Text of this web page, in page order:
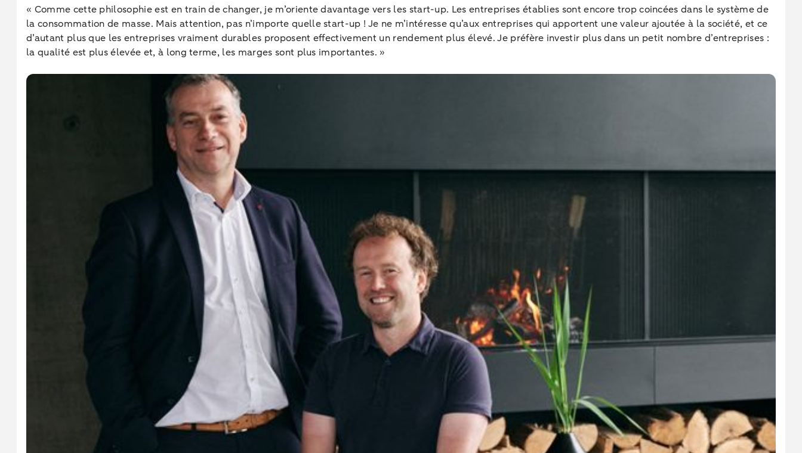
« Comme cette philosophie est en train de changer, je m’oriente davantage vers les start-up. Les entreprises établies sont encore trop coincées dans le système de
la consommation de masse. Mais attention, pas n’importe quelle start-up ! Je ne m’intéresse qu’aux entreprises qui apportent une valeur ajoutée à la société, et ce
d’autant plus que les entreprises vraiment durables proposent effectivement un rendement plus élevé. Je préfère investir plus dans un petit nombre d’entreprises :
la qualité est plus élevée et, à long terme, les marges sont plus importantes. »